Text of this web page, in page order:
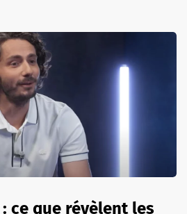
ce que révèlent les